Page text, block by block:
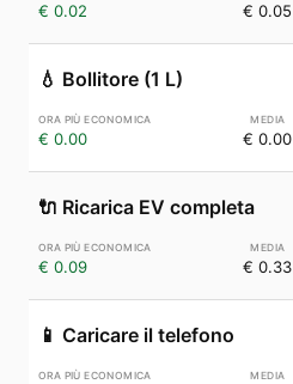
€ 0.02 € 0.05
💧 Bollitore (1 L)
€ 0.00 € 0.00
🔌 Ricarica EV completa
€ 0.09 € 0.33
📱 Caricare il telefono